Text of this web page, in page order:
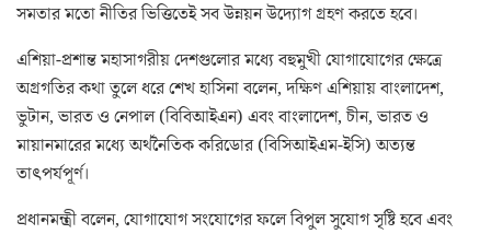
সমতার মতো নীতির ভিত্তিতেই সব উন্নয়ন উদ্যোগ গ্রহণ করতে হবে।
এশিয়া-প্রশান্ত মহাসাগরীয় দেশগুলোর মধ্যে বহুমুখী যোগাযোগের ক্ষেত্রে
অগ্রগতির কথা তুলে ধরে শেখ হাসিনা বলেন, দক্ষিণ এশিয়ায় বাংলাদেশ,
ভুটান, ভারত ও নেপাল (বিবিআইএন) এবং বাংলাদেশ, চীন, ভারত ও
মায়ানমারের মধ্যে অর্থনৈতিক করিডোর (বিসিআইএম-ইসি) অত্যন্ত
তাৎপর্যপূর্ণ।
প্রধানমন্ত্রী বলেন, যোগাযোগ সংযোগের ফলে বিপুল সুযোগ সৃষ্টি হবে এবং